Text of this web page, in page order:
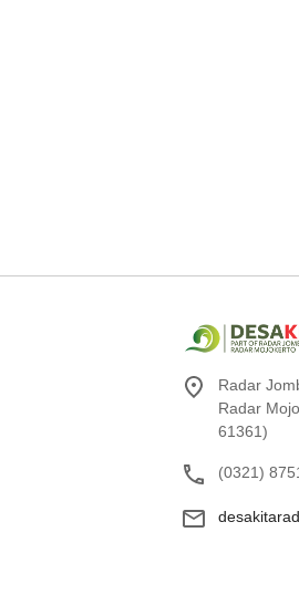
Radar
Radar
61361)
(0321)